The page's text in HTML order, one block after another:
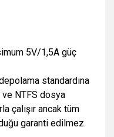
5V/1,5A güç
standardına
ve NTFS dosya
çalışır ancak tüm
garanti edilmez.